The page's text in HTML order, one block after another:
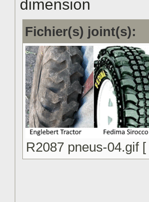
dimension
Fichier(s) joint(s):
R2087 pneus-04.gif